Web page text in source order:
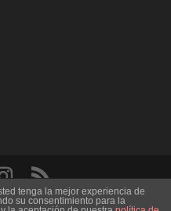
| Desarrollado por
tenga la mejor experiencia de
su consentimiento para la